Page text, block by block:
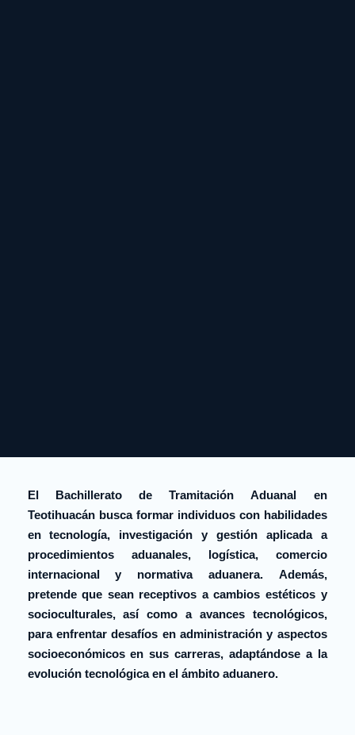
El Bachillerato de Tramitación Aduanal en
Teotihuacán busca formar individuos con habilidades
en tecnología, investigación y gestión aplicada a
procedimientos aduanales, logística, comercio
internacional y normativa aduanera. Además,
pretende que sean receptivos a cambios estéticos y
socioculturales, así como a avances tecnológicos,
para enfrentar desafíos en administración y aspectos
socioeconómicos en sus carreras, adaptándose a la
evolución tecnológica en el ámbito aduanero.